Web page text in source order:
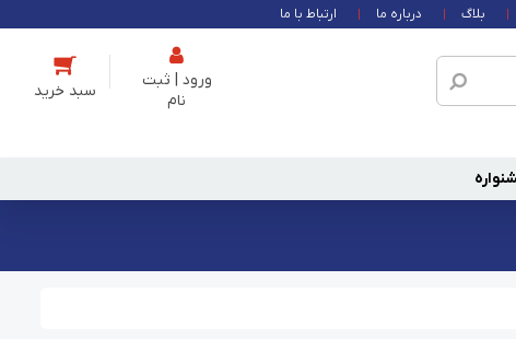
بلاگ درباره ما ارتباط با ما
ورود | ثبت
نام